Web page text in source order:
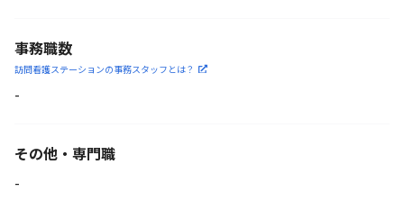
事務職数
訪問看護ステーションの事務スタッフとは？
-
その他・専門職
-